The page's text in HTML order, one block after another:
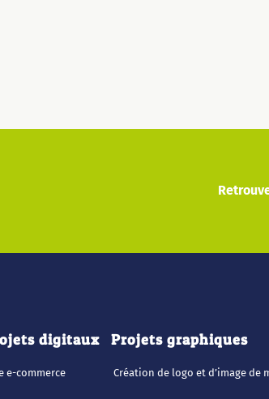
digitaux
e-commerce
Projets graphiques
Création de logo et d’image de